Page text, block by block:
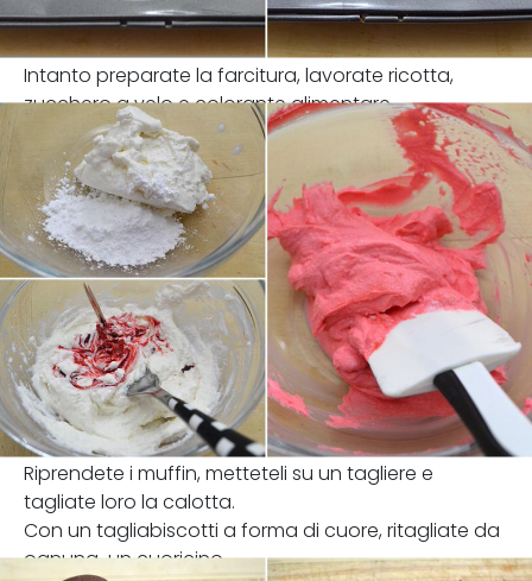
Intanto preparate la farcitura, lavorate ricotta,
zucchero a velo e colorante alimentare.
Riprendete i muffin, metteteli su un tagliere e
tagliate loro la calotta.
Con un tagliabiscotti a forma di cuore, ritagliate da
ognuna un cuoricino.